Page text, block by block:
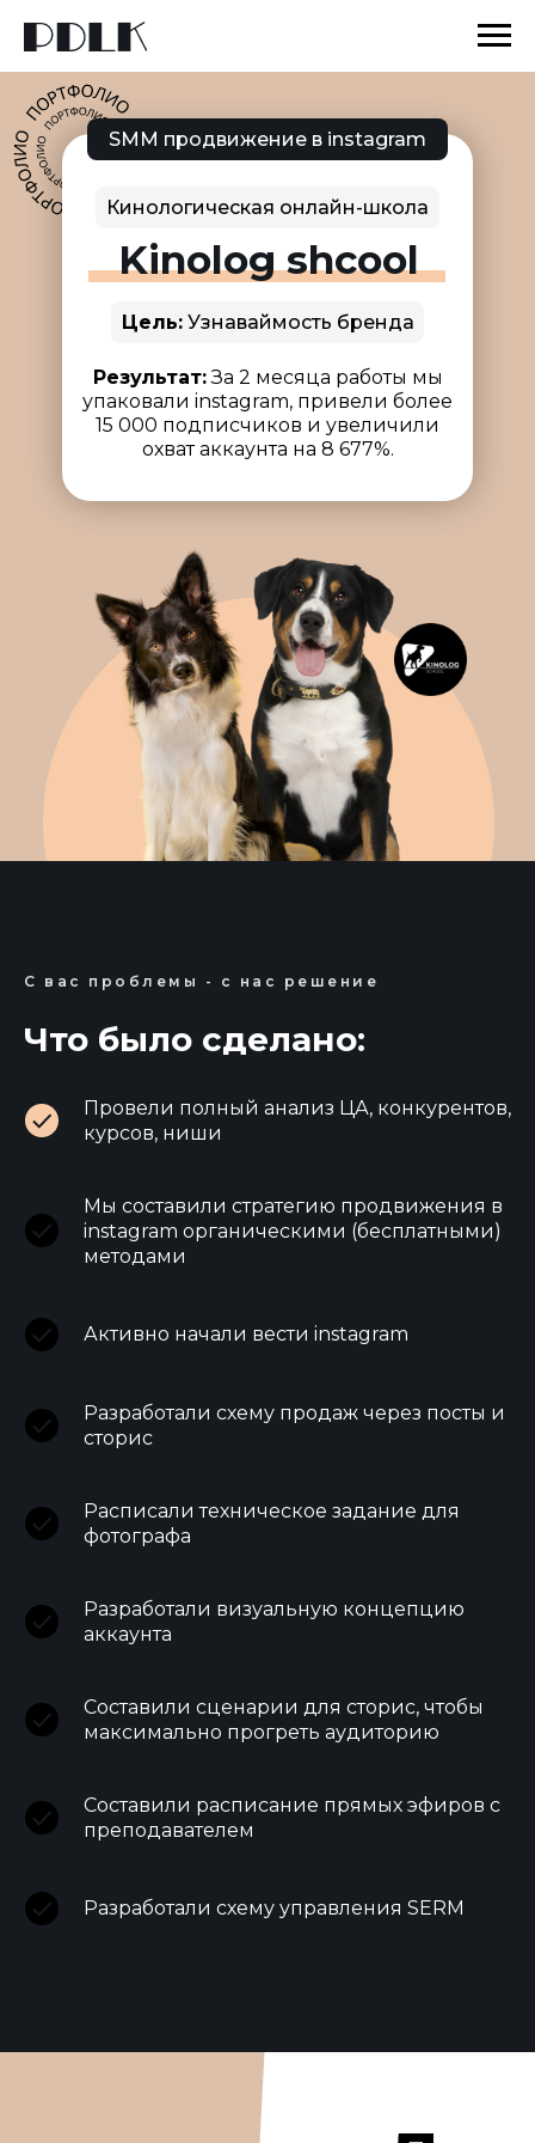
Кинологическая онлайн-школа
SMM продвижение в instagram
Цель:Узнаваймость бренда
Kinolog shcool
Результат:За 2 месяца работы мы
упаковали instagram, привели более
15 000 подписчиков и увеличили
охват аккаунта на 8 677%.
С вас проблемы - с нас решение
Что было сделано:
Провели полный анализ ЦА, конкурентов,
курсов, ниши
Мы составили стратегию продвижения в
instagram органическими (бесплатными)
методами
Активно начали вести instagram
Разработали схему продаж через посты и
сторис
Расписали техническое задание для
фотографа
Разработали визуальную концепцию
аккаунта
Составили сценарии для сторис, чтобы
максимально прогреть аудиторию
Составили расписание прямых эфиров с
преподавателем
Разработали схему управления SERM